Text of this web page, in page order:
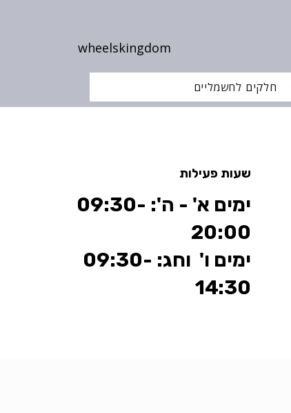
wheelskingdom
חלקים לחשמליים
שעות פעילות
ימים א' - ה': 09:30-
20:00
ימים ו' וחג: 09:30-
14:30